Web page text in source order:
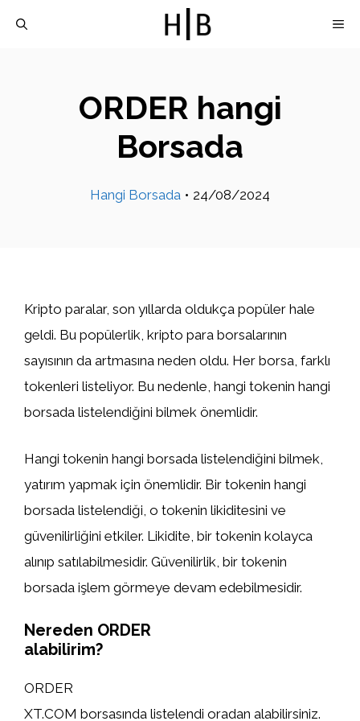
ORDER hangi
Borsada
Hangi Borsada • 24/08/2024
Kripto paralar, son yıllarda oldukça popüler hale
geldi. Bu popülerlik, kripto para borsalarının
sayısının da artmasına neden oldu. Her borsa, farklı
tokenleri listeliyor. Bu nedenle, hangi tokenin hangi
borsada listelendiğini bilmek önemlidir.
Hangi tokenin hangi borsada listelendiğini bilmek,
yatırım yapmak için önemlidir. Bir tokenin hangi
borsada listelendiği, o tokenin likiditesini ve
güvenilirliğini etkiler. Likidite, bir tokenin kolayca
alınıp satılabilmesidir. Güvenilirlik, bir tokenin
borsada işlem görmeye devam edebilmesidir.
Nereden ORDER
alabilirim?
ORDER
XT.COM borsasında listelendi oradan alabilirsiniz.